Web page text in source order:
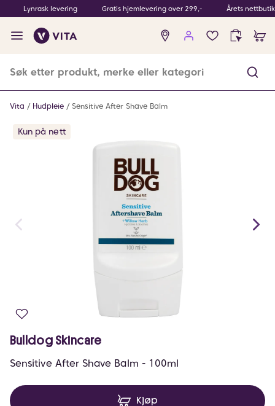
Lynrask levering Gratis hjemlevering over 299,- Årets
Ingen
produkter
Vita Hudpleie Sensitive After Shave Balm
Kun på nett
Bulldog Skincare
Sensitive After Shave Balm - 100ml
Kjøp